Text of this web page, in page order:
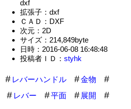
dxf
拡張子：dxf
ＣＡＤ：DXF
次元：2D
サイズ：214,849byte
日時：2016-06-08 16:48:48
投稿者ＩＤ： styhk
レバーハンドル
金物
レバー 平面
展開